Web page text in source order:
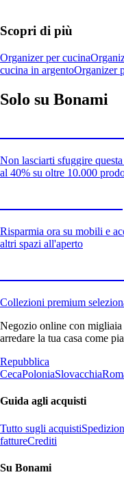
Scopri di più
Organizer per cucina
cucina in argentoOrganizer
Solo su Bonami
Non lasciarti sfuggire
al 40% su oltre 10.000
Risparmia ora su mobili e
altri spazi all'aperto
Collezioni premium
Negozio online con
arredare la tua casa come
Repubblica
CecaPoloniaSlovacchia
Guida agli acquisti
Tutto sugli acquisti
fattureCrediti
Su Bonami